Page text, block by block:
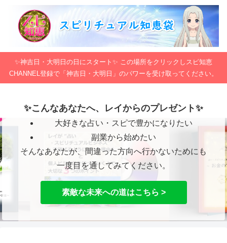
✨神吉日・大明日の日にスタート✨ この場所をクリックしスピ知恵
CHANNEL登録で「神吉日・大明日」のパワーを受け取ってください。
✨こんなあなたへ、レイからのプレゼント✨
大好きな占い・スピで豊かになりたい
副業から始めたい
そんなあなたが、間違った方向へ行かないためにも
一度目を通してみてください。
素敵な未来への道はこちら >